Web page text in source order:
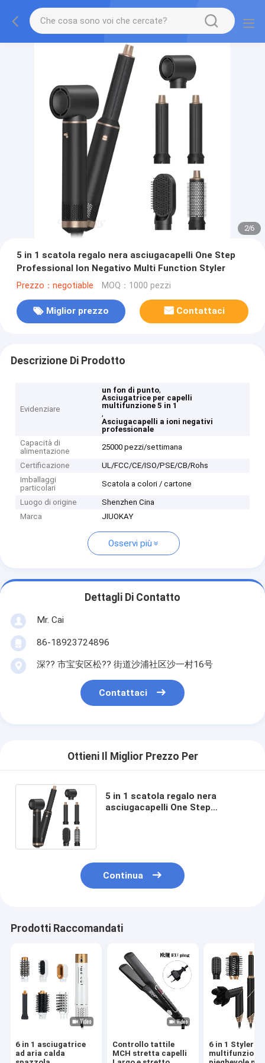
2/6
5 in 1 scatola regalo nera asciugacapelli One Step
Professional Ion Negativo Multi Function Styler
Prezzo：negotiable MOQ：1000 pezzi
Miglior prezzo Contattaci
Descrizione Di Prodotto
Evidenziare
un fon di punto,
Asciugatrice per capelli
multifunzione 5 in 1
,
Asciugacapelli a ioni negativi
professionale
Capacità di
alimentazione
25000 pezzi/settimana
Certificazione
UL/FCC/CE/ISO/PSE/CB/Rohs
Imballaggi
particolari
Scatola a colori / cartone
Luogo di origine
Shenzhen Cina
Marca
JIUOKAY
Osservi più
Dettagli Di Contatto
Mr. Cai
86-18923724896
深?? 市宝安区松?? 街道沙浦社区沙一村16号
Contattaci
Ottieni Il Miglior Prezzo Per
5 in 1 scatola regalo nera
asciugacapelli One Step
Continua
Prodotti Raccomandati
6 in 1 asciugatrice
ad aria calda
Controllo tattile
MCH stretta capelli
6 in 1 Styler
multifunzione